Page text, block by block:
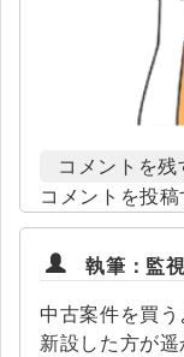
コメントを残
コメントを投稿
執筆：監視
中古案件を買
新設した方が